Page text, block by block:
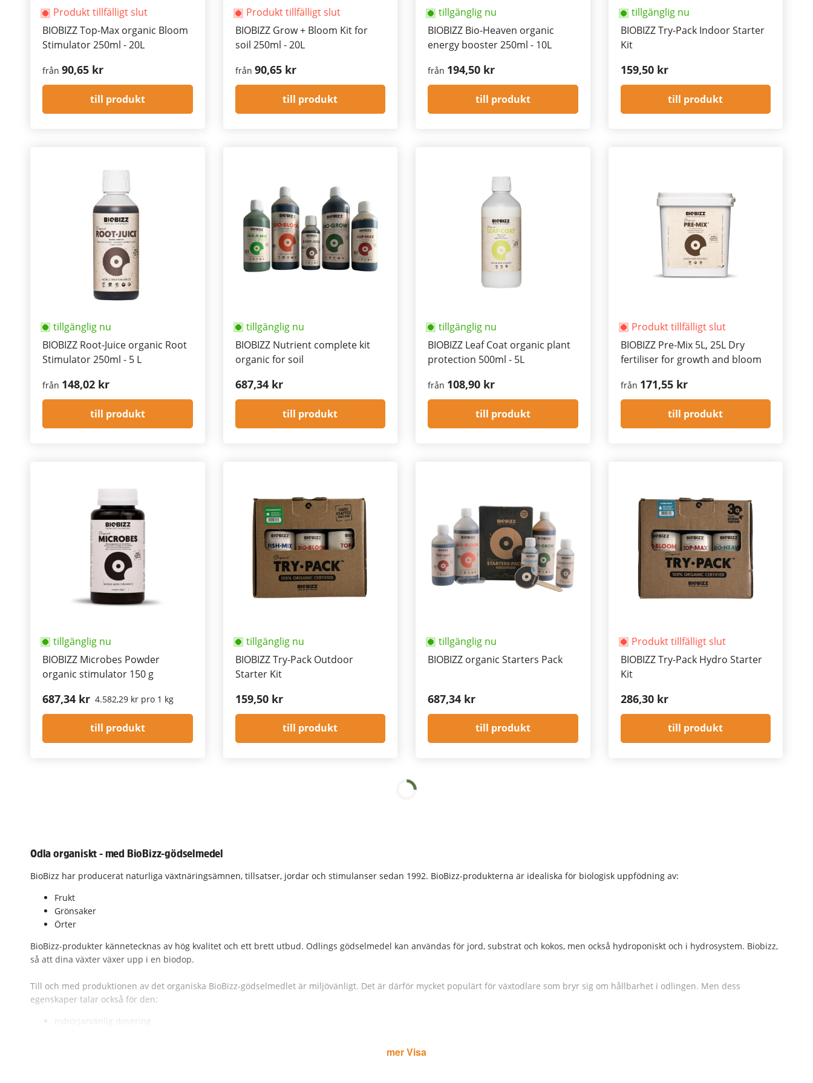
Produkt tillfälligt slut
BIOBIZZ Top-Max organic Bloom
Stimulator 250ml - 20L
från 90,65 kr
till produkt
Produkt tillfälligt slut
BIOBIZZ Grow + Bloom Kit for
soil 250ml - 20L
från 90,65 kr
till produkt
tillgänglig nu
BIOBIZZ Bio-Heaven organic
energy booster 250ml - 10L
från 194,50 kr
till produkt
tillgänglig nu
BIOBIZZ Try-Pack Indoor Starter
Kit
159,50 kr
till produkt
tillgänglig nu
BIOBIZZ Root-Juice organic Root
Stimulator 250ml - 5 L
från 148,02 kr
till produkt
tillgänglig nu
BIOBIZZ Nutrient complete kit
organic for soil
687,34 kr
till produkt
tillgänglig nu
BIOBIZZ Leaf Coat organic plant
protection 500ml - 5L
från 108,90 kr
till produkt
Produkt tillfälligt slut
BIOBIZZ Pre-Mix 5L, 25L Dry
fertiliser for growth and bloom
från 171,55 kr
till produkt
tillgänglig nu
BIOBIZZ Microbes Powder
organic stimulator 150 g
687,34 kr 4.582,29 kr pro 1 kg
till produkt
tillgänglig nu
BIOBIZZ Try-Pack Outdoor
Starter Kit
159,50 kr
till produkt
tillgänglig nu
BIOBIZZ organic Starters Pack
687,34 kr
till produkt
Produkt tillfälligt slut
BIOBIZZ Try-Pack Hydro Starter
Kit
286,30 kr
till produkt
Odla organiskt - med BioBizz-gödselmedel
BioBizz har producerat naturliga växtnäringsämnen, tillsatser, jordar och stimulanser sedan 1992. BioBizz-produkterna är idealiska för biologisk uppfödning av:
Frukt
Grönsaker
Örter
BioBizz-produkter kännetecknas av hög kvalitet och ett brett utbud. Odlings gödselmedel kan användas för jord, substrat och kokos, men också hydroponiskt och i hydrosystem. Biobizz,
så att dina växter växer upp i en biodop.
Till och med produktionen av det organiska BioBizz-gödselmedlet är miljövänligt. Det är därför mycket populärt för växtodlare som bryr sig om hållbarhet i odlingen. Men dess
egenskaper talar också för den:
nybörjarvänlig dosering
mer Visa